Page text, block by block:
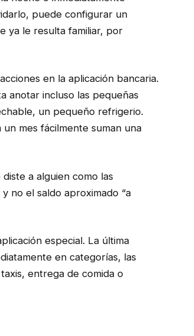
puede configurar un
ya le resulta familiar, por
en la aplicación bancaria.
anotar incluso las pequeñas
un pequeño refrigerio.
mes fácilmente suman una
a alguien como las
no el saldo aproximado “a
especial. La última
en categorías, las
entrega de comida o